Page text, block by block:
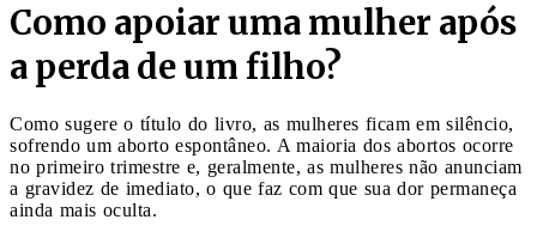
Como apoiar uma mulher após
a perda de um filho?
Como sugere o título do livro, as mulheres ficam em silêncio,
sofrendo um aborto espontâneo. A maioria dos abortos ocorre
no primeiro trimestre e, geralmente, as mulheres não anunciam
a gravidez de imediato, o que faz com que sua dor permaneça
ainda mais oculta.